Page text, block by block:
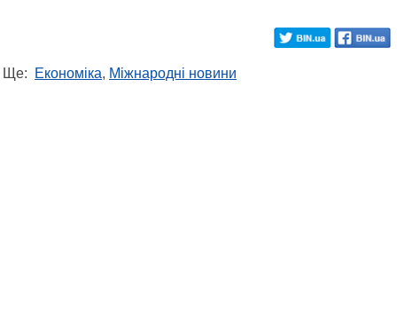
Ще: Економіка, Міжнародні новини